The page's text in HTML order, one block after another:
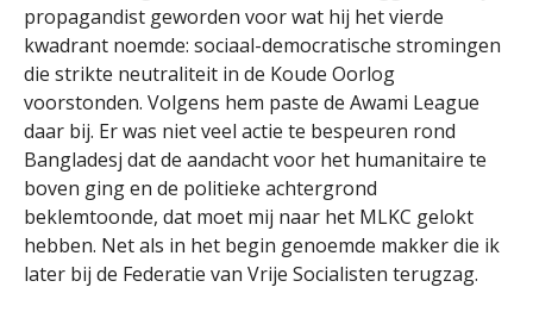
propagandist geworden voor wat hij het vierde
kwadrant noemde: sociaal-democratische stromingen
die strikte neutraliteit in de Koude Oorlog
voorstonden. Volgens hem paste de Awami League
daar bij. Er was niet veel actie te bespeuren rond
Bangladesj dat de aandacht voor het humanitaire te
boven ging en de politieke achtergrond
beklemtoonde, dat moet mij naar het MLKC gelokt
hebben. Net als in het begin genoemde makker die ik
later bij de Federatie van Vrije Socialisten terugzag.